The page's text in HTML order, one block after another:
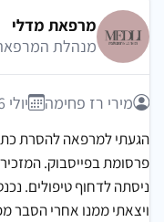
מרפאת מדלי
מנהלת
מירי רז פחימה יולי 2026
הגעתי למרפאה להסרת
פרסומת בפייסבוק.
ניסתה לדחוף טיפולים.
ויצאתי ממנו אחרי הסבר